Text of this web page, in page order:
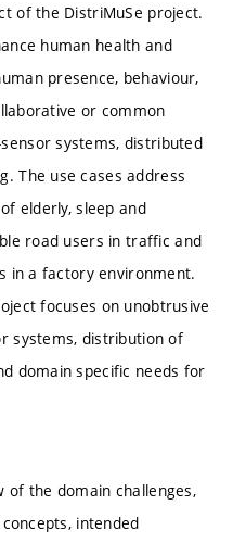
of the DistriMuSe project.
human health and
presence, behaviour,
or common
systems, distributed
The use cases address
elderly, sleep and
road users in traffic and
in a factory environment.
focuses on unobtrusive
systems, distribution of
domain specific needs for
of the domain challenges,
intended